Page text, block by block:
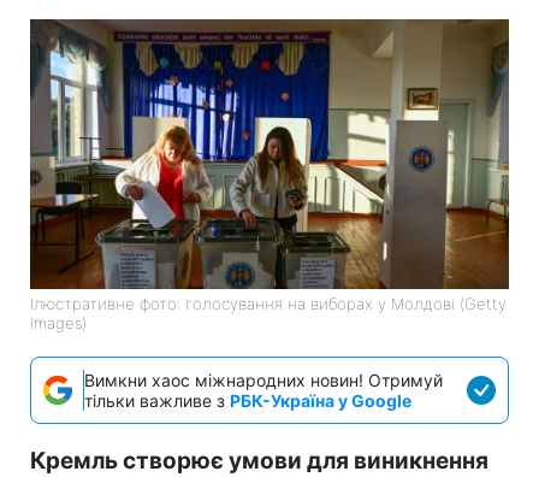
Ілюстративне фото: голосування на виборах у Молдові (Getty
Images)
Вимкни хаос міжнародних новин! Отримуй
тільки важливе з РБК-Україна у Google
Кремль створює умови для виникнення